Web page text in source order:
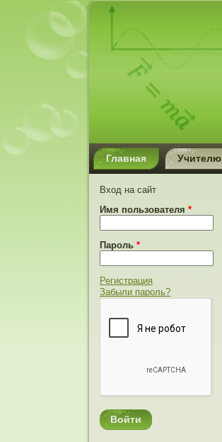
Главная Учителю
Вход на сайт
Имя пользователя *
Пароль *
Регистрация
Забыли пароль?